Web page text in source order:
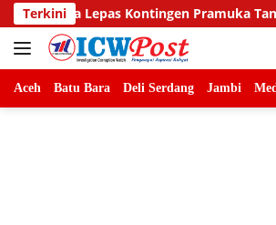
Langsung
ke
konten
TerkiniPramuka Tanjungbalai Ikuti
Aceh Batu Bara Deli Serdang Jambi